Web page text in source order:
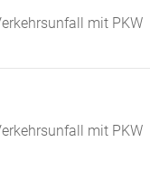
mit PKW
mit PKW